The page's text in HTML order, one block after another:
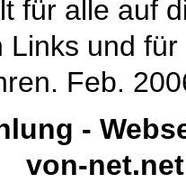
für alle auf
Links und
Feb.
-
von-net.net